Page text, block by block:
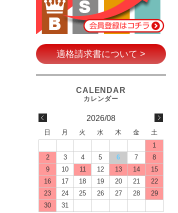
適格請求書について >
2026/08
日 月 火 水 木 金
土
1
2
3 4 5 6 7
8
9
10 11 12 13 14
15
16
17 18 19 20 21
22
23
24 25 26 27 28
29
30
31